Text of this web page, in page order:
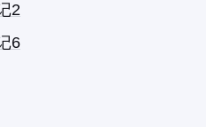
2
6